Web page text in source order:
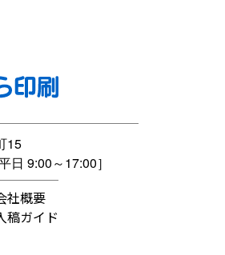
15
平日 9:00～17:00］
社概要
稿ガイド